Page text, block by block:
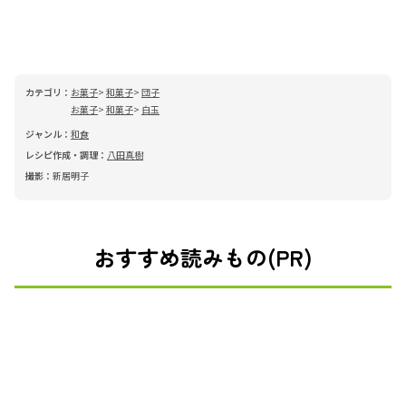
カテゴリ： お菓子 和菓子 団子
お菓子 和菓子
白玉
ジャンル： 和食
レシピ作成・調理： 八田真樹
撮影： 新居明子
おすすめ読みもの(PR)